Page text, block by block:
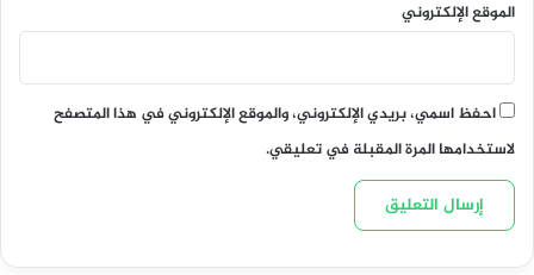
الموقع الإلكتروني
احفظ اسمي، بريدي الإلكتروني، والموقع الإلكتروني في هذا المتصفح
لاستخدامها المرة المقبلة في تعليقي.